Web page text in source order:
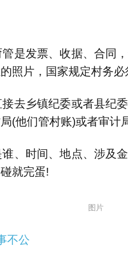
发票、收据、合同，
照片，国家规定村务
乡镇纪委或者县纪委
(他们管村账)或者审计
时间、地点、涉及金
就完蛋!
图片
不公